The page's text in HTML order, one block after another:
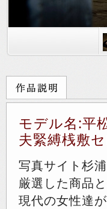
モデル名:平
夫緊縛桟敷
写真サイト杉
厳選した商品
現代の女性達